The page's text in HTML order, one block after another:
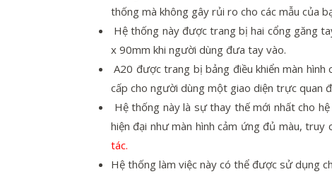
thống mà không gây rủi ro cho các mẫu của
Hệ thống này được trang bị hai cổng găng
x 90mm khi người dùng đưa tay vào.
A20 được trang bị bảng điều khiển màn
cấp cho người dùng một giao diện trực quan
Hệ thống này là sự thay thế mới nhất cho
hiện đại như màn hình cảm ứng đủ màu,
tác.
Hệ thống làm việc này có thể được sử dụng